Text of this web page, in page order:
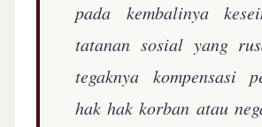
pada kembalinya
tatanan sosial yang
tegaknya kompensasi
hak hak korban atau